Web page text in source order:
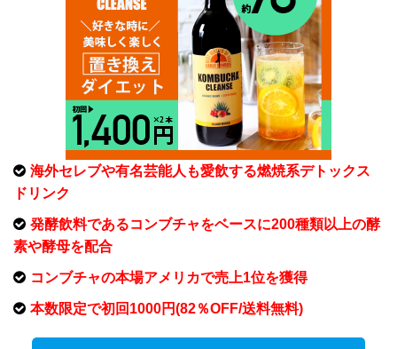
海外セレブや有名芸能人も愛飲する燃焼系デトックス
ドリンク
発酵飲料であるコンブチャをベースに200種類以上の酵
素や酵母を配合
コンブチャの本場アメリカで売上1位を獲得
本数限定で初回1000円(82％OFF/送料無料)